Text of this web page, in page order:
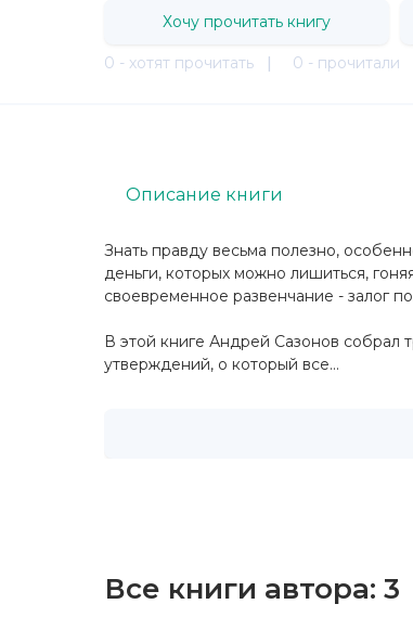
Хочу прочитать книгу
0 - хотят прочитать | 0 - прочитали
Знать правду весьма полезно,
деньги, которых можно лишиться,
своевременное развенчание - залог
В этой книге Андрей Сазонов собрал
утверждений, о который все...
Описание книги
Все книги автора: 3